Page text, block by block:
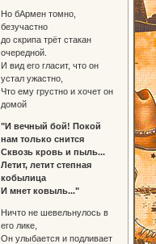
Но бАрмен томно,
безучастно
до скрипа трёт стакан
очередной.
И вид его гласит, что он
устал ужастно,
Что ему грустно и хочет он
домой
"И вечный бой! Покой
нам только снится
Сквозь кровь и пыль...
Летит, летит степная
кобылица
И мнет ковыль..."
Ничто не шевельнулось в
его лике,
Он улыбается и подливает